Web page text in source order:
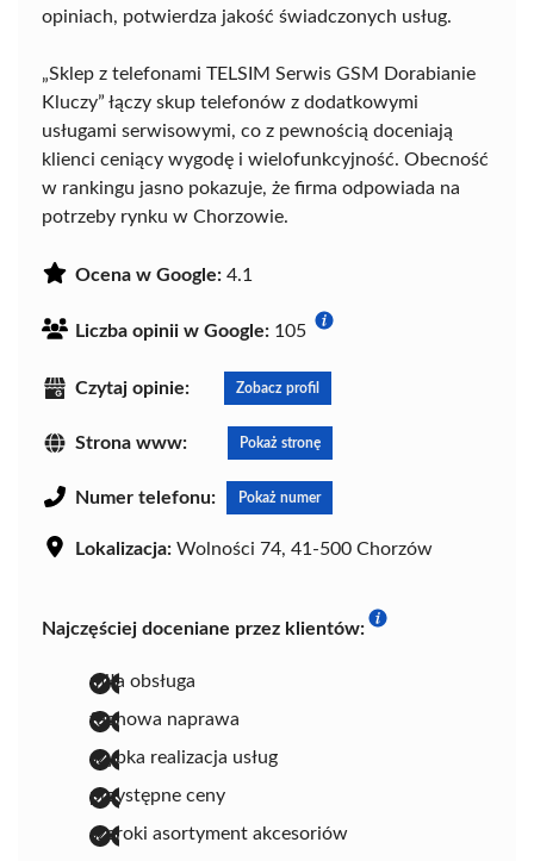
opiniach, potwierdza jakość świadczonych usług.
„Sklep z telefonami TELSIM Serwis GSM Dorabianie
Kluczy” łączy skup telefonów z dodatkowymi
usługami serwisowymi, co z pewnością doceniają
klienci ceniący wygodę i wielofunkcyjność. Obecność
w rankingu jasno pokazuje, że firma odpowiada na
potrzeby rynku w Chorzowie.
Ocena w Google: 4.1
Liczba opinii w Google: 105
Czytaj opinie: Zobacz profil
Strona www: Pokaż stronę
Numer telefonu: Pokaż numer
Lokalizacja: Wolności 74, 41-500 Chorzów
Najczęściej doceniane przez klientów:
miła obsługa
fachowa naprawa
szybka realizacja usług
przystępne ceny
szeroki asortyment akcesoriów